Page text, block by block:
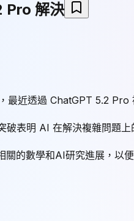
Pro 解決
近透過 ChatGPT 5.2 Pro
表明 AI 在解決複雜問題
的數學和AI研究進展，以